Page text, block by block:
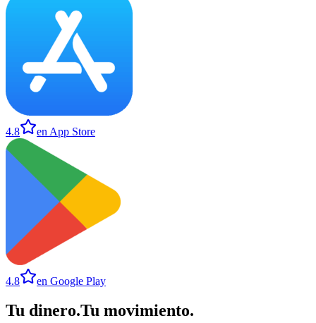
4.8 en App Store
4.8 en Google Play
Tu dinero.Tu movimiento.